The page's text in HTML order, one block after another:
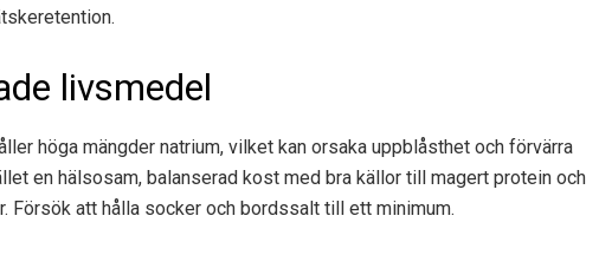
livsmedel
höga mängder natrium, vilket kan orsaka uppblåsthet och förvärra
en hälsosam, balanserad kost med bra källor till magert protein och
Försök att hålla socker och bordssalt till ett minimum.